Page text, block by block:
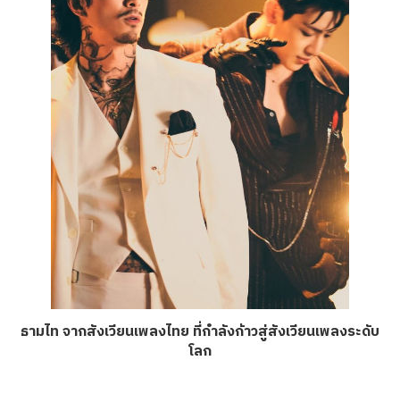
ธามไท จากสังเวียนเพลงไทย ที่กำลังก้าวสู่สังเวียนเพลงระดับ
โลก